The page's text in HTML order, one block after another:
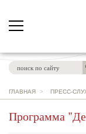
ГЛАВНАЯ > ПРЕСС-
Программа